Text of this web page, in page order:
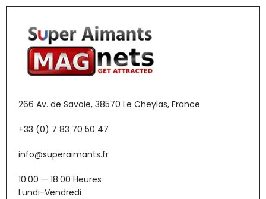
266 Av. de Savoie, 38570 Le Cheylas, France
+33 (0) 7 83 70 50 47
info@superaimants.fr
10:00 — 18:00 Heures
Lundi-Vendredi